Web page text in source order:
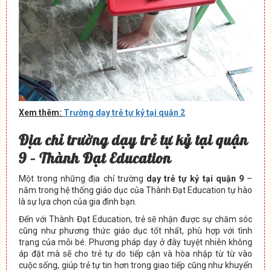
Xem thêm: Trường dạy trẻ tự kỷ tại quận 2
Địa chỉ trường dạy trẻ tự kỷ tại quận
9 – Thành Đạt Education
Một trong những địa chỉ trường dạy trẻ tự kỷ tại quận 9 –
nằm trong hệ thống giáo dục của Thành Đạt Education tự hào
là sự lựa chọn của gia đình bạn.
Đến với Thành Đạt Education, trẻ sẽ nhận được sự chăm sóc
cũng như phương thức giáo dục tốt nhất, phù hợp với tình
trạng của mỗi bé. Phương pháp dạy ở đây tuyệt nhiên không
áp đặt mà sẽ cho trẻ tự do tiếp cận và hòa nhập từ từ vào
cuộc sống, giúp trẻ tự tin hơn trong giao tiếp cũng như khuyến